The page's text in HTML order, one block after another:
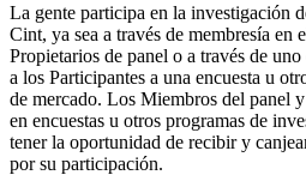
La gente participa en la investigación
Cint, ya sea a través de membresía en
Propietarios de panel o a través de
a los Participantes a una encuesta u
de mercado. Los Miembros del panel
en encuestas u otros programas de
tener la oportunidad de recibir y
por su participación.